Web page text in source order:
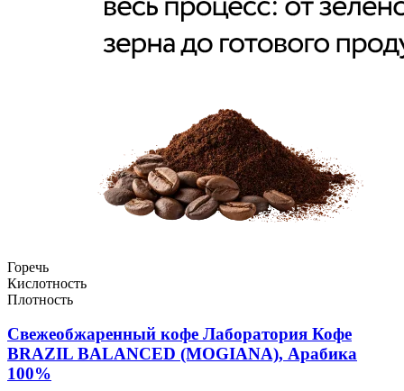
Горечь
Кислотность
Плотность
Свежеобжаренный кофе Лаборатория Кофе
BRAZIL BALANCED (MOGIANA), Арабика
100%